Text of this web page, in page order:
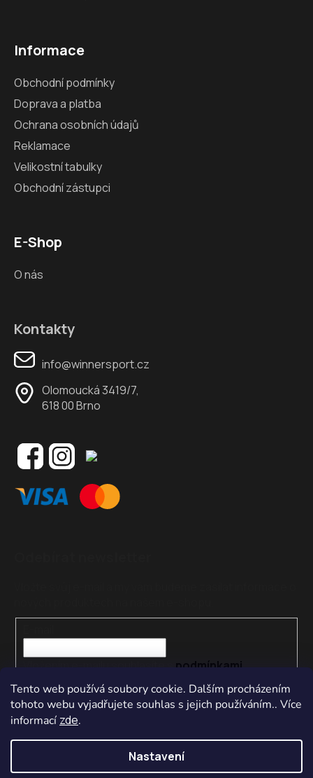
Tento web používá soubory cookie. Dalším procházením
tohoto webu vyjadřujete souhlas s jejich používáním.. Více
informací zde.
Nastavení
Informace
Obchodní podmínky
Doprava a platba
Ochrana osobních údajů
Reklamace
Velikostní tabulky
Obchodní zástupci
E-Shop
O nás
Kontakty
info@winnersport.cz
Olomoucká 3419/7,
618 00 Brno
Vložením e-mailu souhlasíte spodmínkami
ochrany osobních údajů
PŘIHLÁSIT SE